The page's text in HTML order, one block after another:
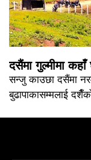
दसैंमा गुल्मीमा
सन्जु काउछा दसैंमा
बुढापाकासम्मलाई